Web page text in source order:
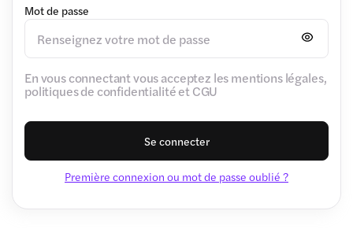
Mot de passe
En vous connectant vous acceptez les mentions légales,
politiques de confidentialité et CGU
Se connecter
Première connexion ou mot de passe oublié ?